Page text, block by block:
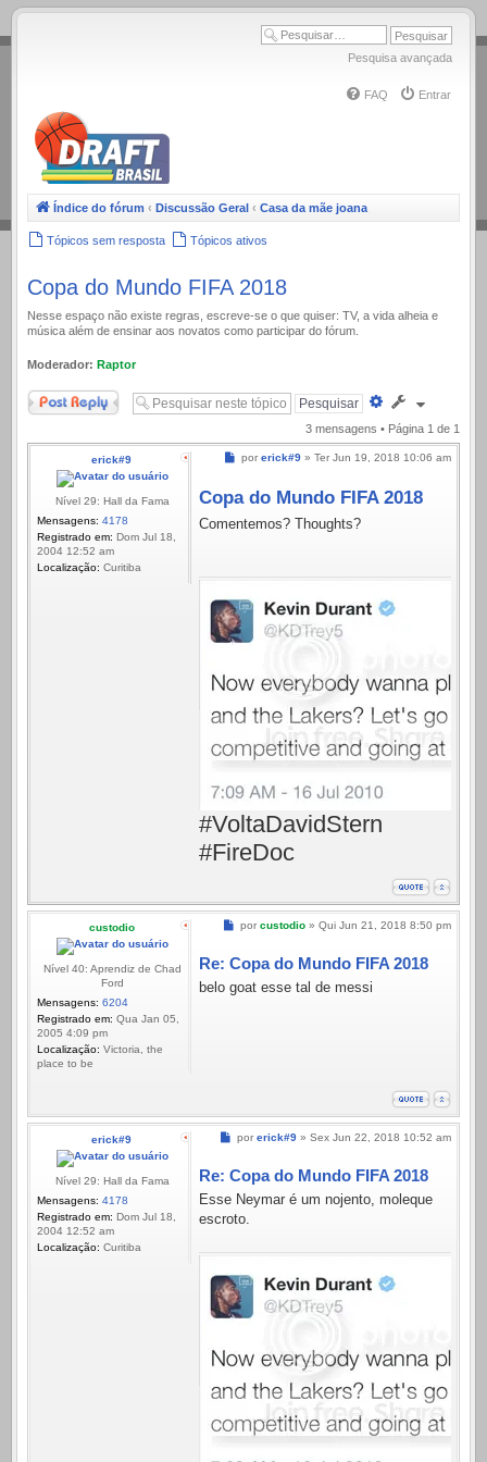
.
Pesquisa avançada
FAQ Entrar
Índice do fórum ‹ Discussão Geral ‹ Casa da mãe joana
Tópicos sem resposta Tópicos ativos
Copa do Mundo FIFA 2018
Nesse espaço não existe regras, escreve-se o que quiser: TV, a vida alheia e
música além de ensinar aos novatos como participar do fórum.
Moderador: Raptor
Responder
Pesquisa
avançada
3 mensagens • Página 1 de 1
erick#9
Nível 29: Hall da Fama
Mensagens: 4178
Registrado em: Dom Jul 18,
2004 12:52 am
Localização: Curitiba
Mensagem
por erick#9 » Ter Jun 19, 2018 10:06 am
Copa do Mundo FIFA 2018
Comentemos? Thoughts?
#VoltaDavidStern
#FireDoc
custodio
Nível 40: Aprendiz de Chad
Ford
Mensagens: 6204
Registrado em: Qua Jan 05,
2005 4:09 pm
Localização: Victoria, the
place to be
Mensagem
por custodio » Qui Jun 21, 2018 8:50 pm
Re: Copa do Mundo FIFA 2018
belo goat esse tal de messi
erick#9
Nível 29: Hall da Fama
Mensagens: 4178
Registrado em: Dom Jul 18,
2004 12:52 am
Localização: Curitiba
Mensagem
por erick#9 » Sex Jun 22, 2018 10:52 am
Re: Copa do Mundo FIFA 2018
Esse Neymar é um nojento, moleque
escroto.